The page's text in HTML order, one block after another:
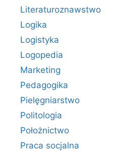
Literaturoznawstwo
Logika
Logistyka
Logopedia
Marketing
Pedagogika
Pielęgniarstwo
Politologia
Położnictwo
Praca socjalna